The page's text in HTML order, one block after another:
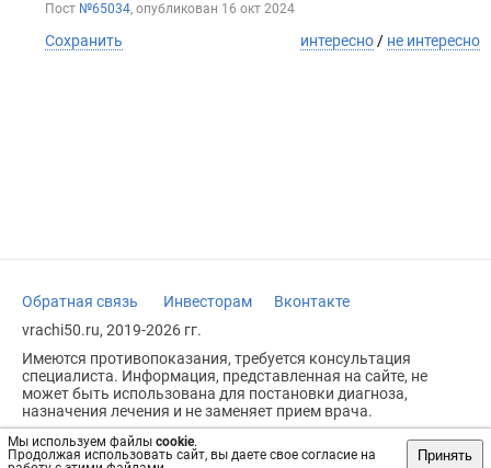
Мы используем файлы cookie.
Продолжая использовать сайт, вы даете свое согласие на
Принять
Пост №65034, опубликован 16 окт 2024
Сохранить интересно / не интересно
Обратная связь Инвесторам
Вконтакте
vrachi50.ru, 2019-2026 гг.
Имеются противопоказания, требуется консультация
специалиста. Информация, представленная на сайте, не
может быть использована для постановки диагноза,
назначения лечения и не заменяет прием врача.
Возрастное ограничение: 18+